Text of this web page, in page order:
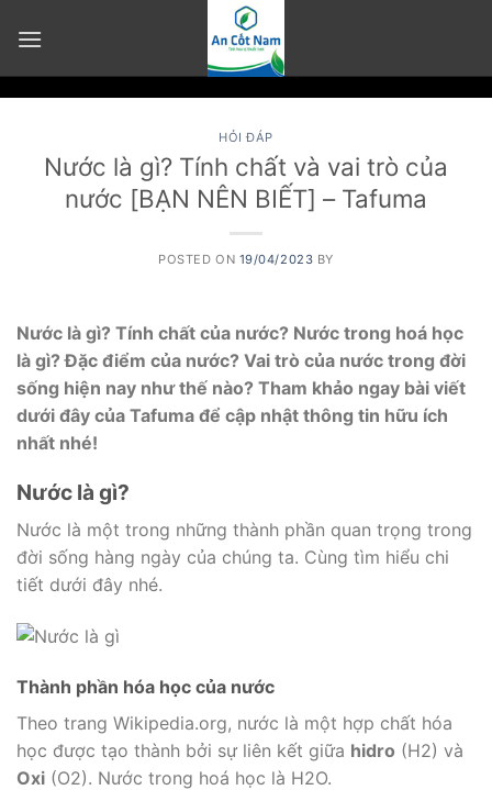
HỎI ĐÁP
Nước là gì? Tính chất và vai trò của
nước [BẠN NÊN BIẾT] – Tafuma
POSTED ON 19/04/2023 BY
Nước là gì? Tính chất của nước? Nước trong hoá học
là gì? Đặc điểm của nước? Vai trò của nước trong đời
sống hiện nay như thế nào? Tham khảo ngay bài viết
dưới đây của Tafuma để cập nhật thông tin hữu ích
nhất nhé!
Nước là gì?
Nước là một trong những thành phần quan trọng trong
đời sống hàng ngày của chúng ta. Cùng tìm hiểu chi
tiết dưới đây nhé.
Thành phần hóa học của nước
Theo trang Wikipedia.org, nước là một hợp chất hóa
học được tạo thành bởi sự liên kết giữa hidro (H2) và
Oxi (O2). Nước trong hoá học là H2O.